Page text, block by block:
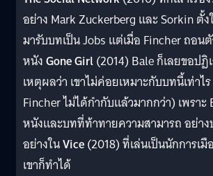
อย่าง Mark Zuckerberg และ Sorkin ตั้ง
มารับบทเป็น Jobs แต่เมื่อ Fincher ถอน
หนังGone Girl(2014) Bale ก็เลยขอปฏิ
เหตุผลว่า เขาไม่ค่อยเหมาะกับบทนี้เท่าไ
Fincher ไม่ได้กำกับแล้วมากกว่า) เพรา
หนังและบทที่ท้าทายความสามารถ อย่า
อย่างในVice(2018) ที่เล่นเป็นนักการเ
เขาก็ทำได้